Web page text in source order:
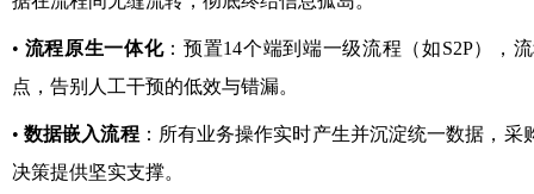
• 流程原生一体化：预置14个端到端一级流程（如S2P），
点，告别人工干预的低效与错漏。
•数据嵌入流程：所有业务操作实时产生并沉淀统一数据，采
决策提供坚实支撑。